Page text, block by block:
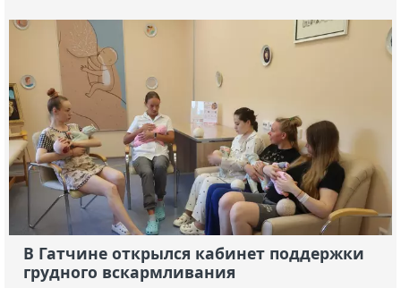
В Гатчине открылся кабинет поддержки
грудного вскармливания